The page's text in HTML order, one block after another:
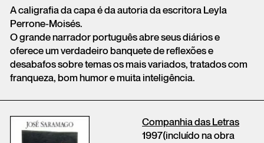
A caligrafia da capa é da autoria da escritora Leyla
Perrone-Moisés.
O grande narrador português abre seus diários e
oferece um verdadeiro banquete de reflexões e
desabafos sobre temas os mais variados, tratados com
franqueza, bom humor e muita inteligência.
Companhia das Letras
1997(incluído na obra